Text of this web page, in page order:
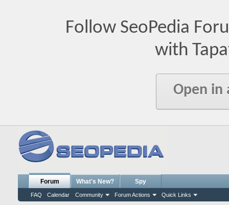
Follow SeoPedia
with
Open in
Forum
FAQ Calendar Community Forum Actions Quick Links
What's New? Spy